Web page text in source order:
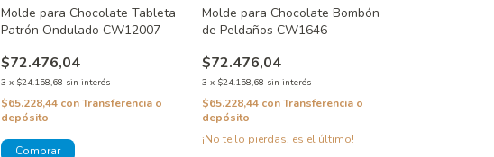
Molde para Chocolate Tableta
Patrón Ondulado CW12007
$72.476,04
3 x $24.158,68 sin interés
$65.228,44 conTransferencia o
depósito
Molde para Chocolate Bombón
de Peldaños CW1646
$72.476,04
3 x $24.158,68 sin interés
$65.228,44 con Transferencia o
depósito
¡No te lo pierdas, es el último!